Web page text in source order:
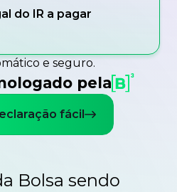
do IR a pagar
e seguro.
pela
fácil
Bolsa sendo